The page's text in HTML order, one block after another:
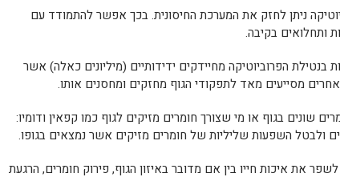
ניתן לחזק את המערכת החיסונית. בכך אפשר להתמודד עם
ותחלואים בקיבה.
בנטילת הפרוביוטיקה מחיידקים ידידותיים (מיליונים כאלה) אשר
מסייעים מאד לתפקודי הגוף מחזקים ומחסנים אותו.
שונים בגוף או מי שצורך חומרים מזיקים לגוף כמו קפאין ודומיו:
ולבטל השפעות שליליות של חומרים מזיקים אשר נמצאים בגופו.
את איכות חייו בין אם מדובר באיזון הגוף, פירוק חומרים, הרגעת